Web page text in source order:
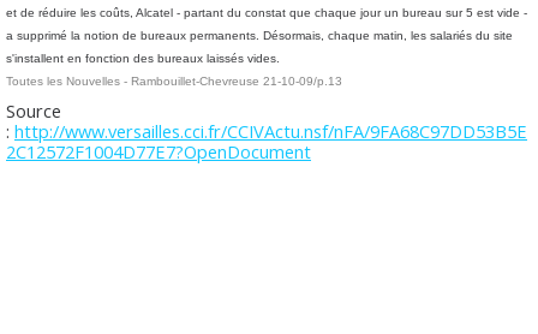
et de réduire les coûts, Alcatel - partant du constat que chaque jour un bureau sur 5 est vide -
a supprimé la notion de bureaux permanents. Désormais, chaque matin, les salariés du site
s'installent en fonction des bureaux laissés vides.
Toutes les Nouvelles - Rambouillet-Chevreuse 21-10-09/p.13
Source
: http://www.versailles.cci.fr/CCIVActu.nsf/nFA/9FA68C97DD53B5E
2C12572F1004D77E7?OpenDocument